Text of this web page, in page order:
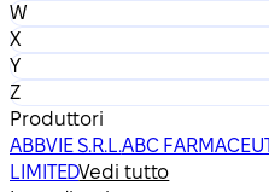
W
X
Y
Z
Produttori
ABBVIE S.R.L.ABC
LIMITEDVedi tutto